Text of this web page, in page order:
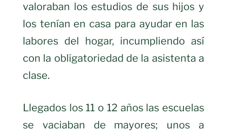
valoraban los estudios de sus hijos y
los tenían en casa para ayudar en las
labores del hogar, incumpliendo así
con la obligatoriedad de la asistenta a
clase.
Llegados los 11 o 12 años las escuelas
se vaciaban de mayores; unos a